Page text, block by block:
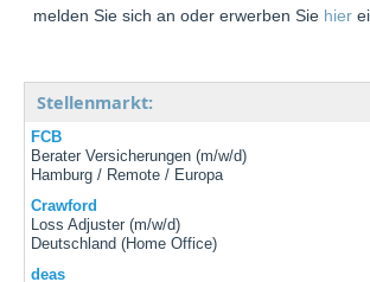
melden Sie sich an oder erwerben Sie hier
Stellenmarkt:
FCB
Berater Versicherungen (m/w/d)
Hamburg / Remote / Europa
Crawford
Loss Adjuster (m/w/d)
Deutschland (Home Office)
deas